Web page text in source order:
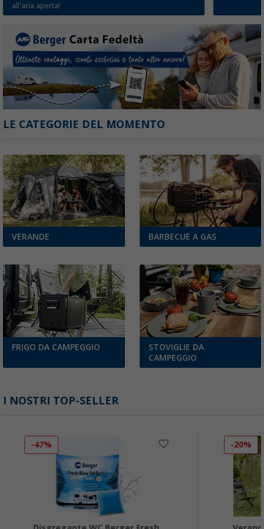
all'aria aperta!
LE CATEGORIE DEL MOMENTO
VERANDE BARBECUE A GAS
FRIGO DA CAMPEGGIO
STOVIGLIE DA
CAMPEGGIO
I NOSTRI TOP-SELLER
-47% -20%